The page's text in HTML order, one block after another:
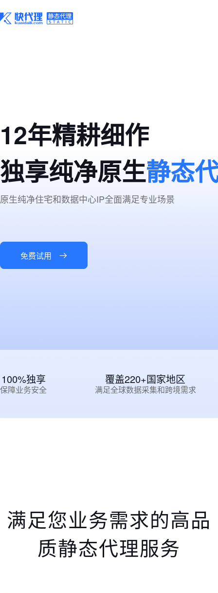
12年精耕细作
独享纯净原生静态
原生纯净住宅和数据中心IP全面满足专业场景
免费试用
100%独享
保障业务安全
覆盖220+国家地区
满足全球数据采集和跨境需求
满足您业务需求的高品
质静态代理服务